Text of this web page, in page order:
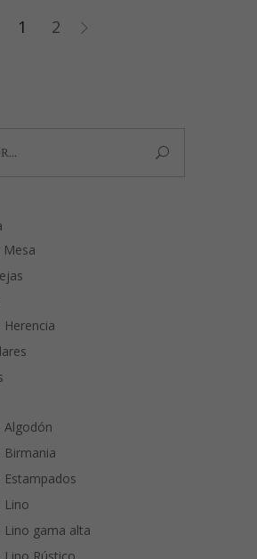
1 2
Mesa
Herencia
Algodón
Birmania
Estampados
Lino
Lino gama alta